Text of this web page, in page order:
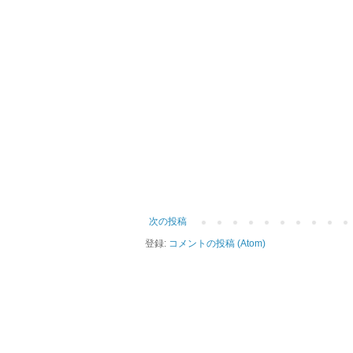
次の投稿
登録: コメントの投稿 (Atom)